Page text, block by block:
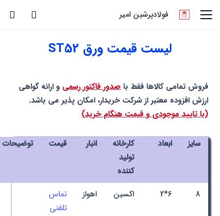
فولادپرشین امیر
لیست قیمت ورق ST52
فروش تمامی کالاها فقط با صدور فاکتور رسمی و ارائه گواهی
ارزش افزوده معتبر از شرکت خریدار، امکان پذیر می باشد.
(با تایید موجودی و قیمت هنگام خرید)
سایز ابعاد
کارخانه
تولید
کننده
انبار قیمت توضیحات
8
6*2 اکسین اهواز
تماس
تلفنی